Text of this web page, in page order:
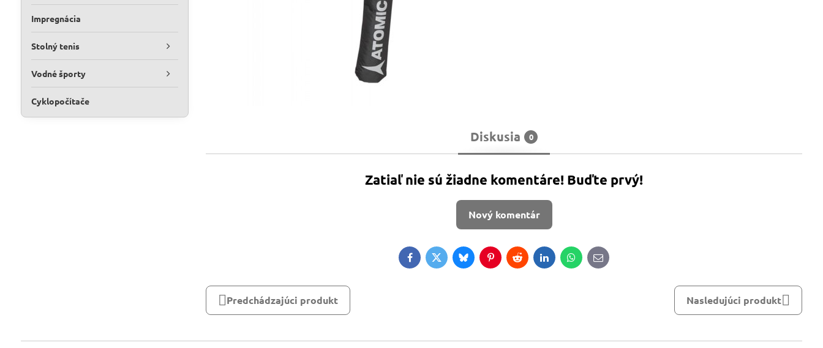
Diskusia 0
Zatiaľ nie sú žiadne komentáre! Buďte prvý!
Nový komentár
FacebookTwitterBlueskyPinterestRedditLinkedInWhatsApp
E-
mail
Predchádzajúci produkt Nasledujúci produkt
Impregnácia
Stolný tenis
Vodné športy
Cyklopočítače